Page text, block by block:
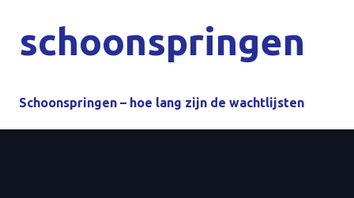
schoonspringen
Schoonspringen – hoe lang zijn de wachtlijsten